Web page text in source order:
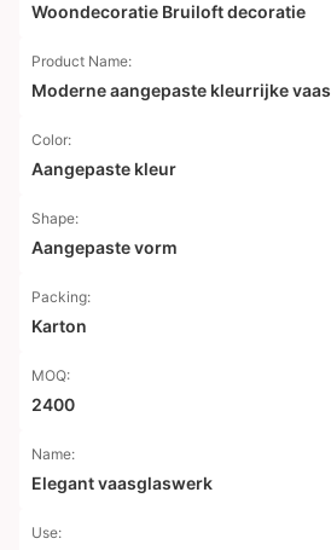
Woondecoratie Bruiloft decoratie
Product Name:
Moderne aangepaste kleurrijke vaas
Color:
Aangepaste kleur
Shape:
Aangepaste vorm
Packing:
Karton
MOQ:
2400
Name:
Elegant vaasglaswerk
Use: